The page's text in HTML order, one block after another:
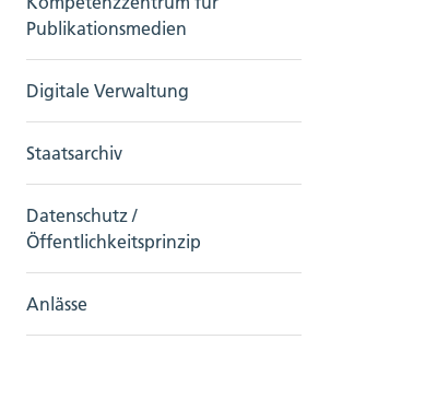
Publikationsmedien
Digitale Verwaltung
Staatsarchiv
Datenschutz /
Öffentlichkeitsprinzip
Anlässe